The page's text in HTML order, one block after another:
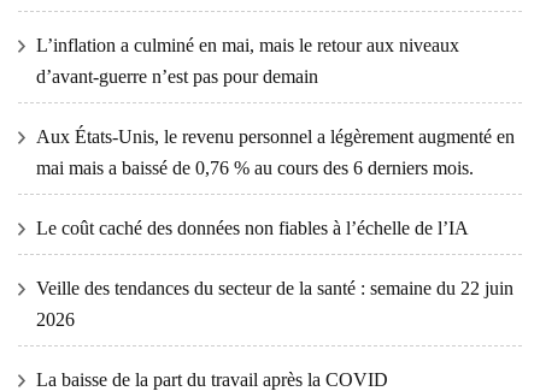
L’inflation a culminé en mai, mais le retour aux niveaux
d’avant-guerre n’est pas pour demain
Aux États-Unis, le revenu personnel a légèrement augmenté en
mai mais a baissé de 0,76 % au cours des 6 derniers mois.
Le coût caché des données non fiables à l’échelle de l’IA
Veille des tendances du secteur de la santé : semaine du 22 juin
2026
La baisse de la part du travail après la COVID